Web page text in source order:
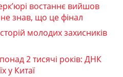
востаннє вийшов
знав, що це фінал
молодих захисників
2 тисячі років: ДНК
у Китаї